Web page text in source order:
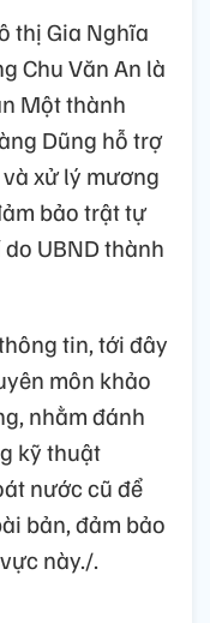
thị Gia Nghĩa
Chu Văn An là
Một thành
Dũng hỗ trợ
xử lý mương
bảo trật tự
UBND thành
tin, tới đây
môn khảo
nhằm đánh
kỹ thuật
nước cũ để
bản, đảm bảo
này./.